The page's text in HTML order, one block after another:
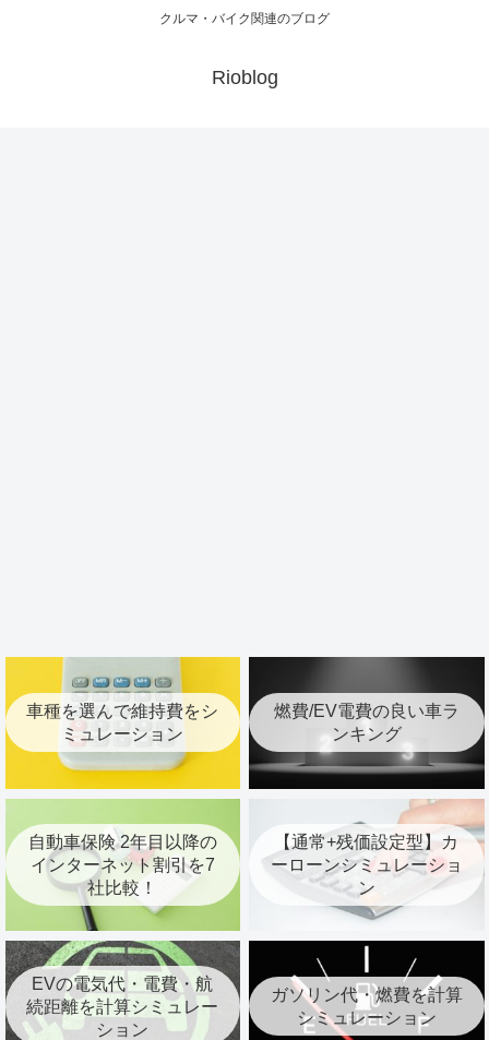
クルマ・バイク関連のブログ
Rioblog
車種を選んで維持費をシ
ミュレーション
燃費/EV電費の良い車ラ
ンキング
自動車保険 2年目以降の
インターネット割引を7
社比較！
【通常+残価設定型】カ
ーローンシミュレーショ
ン
EVの電気代・電費・航
続距離を計算シミュレー
ション
ガソリン代・燃費を計算
シミュレーション